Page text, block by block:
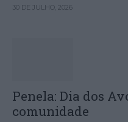
30 DE JULHO, 2026
Penela: Dia dos
comunidade